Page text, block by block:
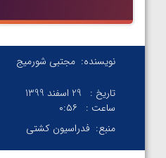
نویسنده: مجتبی شورمیج
تاریخ :
29 اسفند 1399
ساعت :
۰:۵۶
منبع: فدراسیون کشتی